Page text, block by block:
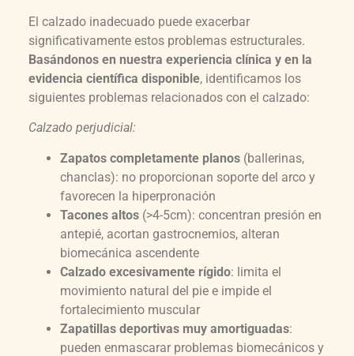
El calzado inadecuado puede exacerbar
significativamente estos problemas estructurales.
Basándonos en nuestra experiencia clínica y en la
evidencia científica disponible, identificamos los
siguientes problemas relacionados con el calzado:
Calzado perjudicial:
Zapatos completamente planos(ballerinas,
chanclas): no proporcionan soporte del arco y
favorecen la hiperpronación
Tacones altos(>4-5cm): concentran presión en
antepié, acortan gastrocnemios, alteran
biomecánica ascendente
Calzado excesivamente rígido: limita el
movimiento natural del pie e impide el
fortalecimiento muscular
Zapatillas deportivas muy amortiguadas:
pueden enmascarar problemas biomecánicos y